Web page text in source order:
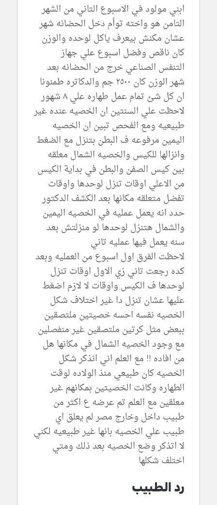
ابني مولود في الاسبوع التاني من الشهر
التامن هو واخته توأم دخل الحضانه شهر
عشان مكنش بيعرف ياكل لوحده والوزن
كان ناقص وفضل اسبوع علي جهاز
التنفس الصناعي خرج من الحضانه بعد
شهر الوزن كان ٢٥٠٠ جم والدكاتره طمنونا
ان كل شئ تمام عمل طهاره علي ٨ شهور
لاحظت علي السنتين ان الخصيه عنده غير
طبيعيه ومع الفحص تبين ان الخصيه
اليمين مرفوعه ف البطن بتنزل مع الضغط
وانزالها للكيس والخصيه الشمال معلقه
بين كيس الصفن والبطن في بداية الكيس
من الاعلي اوقات تنزل لوحدها واوقات
تفضل متعلقه مكانها بعد الكشف الدكتور
حدد انه يعمل عمليه في الخصيه اليمين
والشمال هتنزل لوحدها لو منزلتش بعد
سنه يعمل فيها عمليه تاني
لاحظت الفرق اول اسبوع من العمليه وبعد
كده رجعت تاني زي الاول اوقات تنزل
لوحدها ف الكيس واوقات لا لازم اضغط
عليها عشان تنزل دا غير اختلاف شكل
الخصيه نفسه احسه خصيتين ملتصقين
ببعض مثل كرتين ملتصقين غير منفصلين
مع وجود الخصيه الشمال في مكانها هل
من افاده !! مع العلم اني انذكر شكل
الخصيه كان طبيعي منذ الولاده لوقت
الطهاره وكانت الخصيتين بمكانهم غير
معلقين مع العلم تم عرضه ع اكثر من
طبيب داخل وخارج مصر لم يعلق اي
طبيب علي الخصيه بانها غير طبيعيه لكني
لا اتذكر وضع الخصيه بعد ذلك ومتي
اختلف شكلها
رد الطبيب